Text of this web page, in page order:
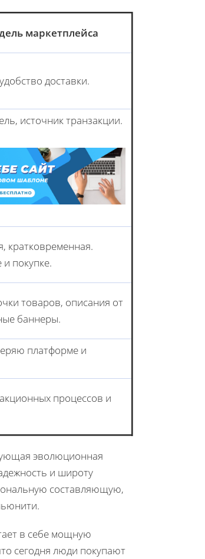
маркетплейса
доставки.
источник транзакции.
кратковременная.
покупке.
товаров, описания от
баннеры.
платформе и
процессов и
эволюционная
и широту
составляющую,
в себе мощную
сегодня люди покупают